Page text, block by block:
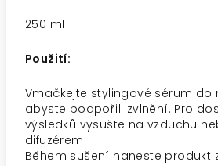
250 ml
Použití:
Vmačkejte stylingové sérum do
abyste podpořili zvlnění. Pro
výsledků vysušte na vzduchu
difuzérem.
Během sušení naneste produkt